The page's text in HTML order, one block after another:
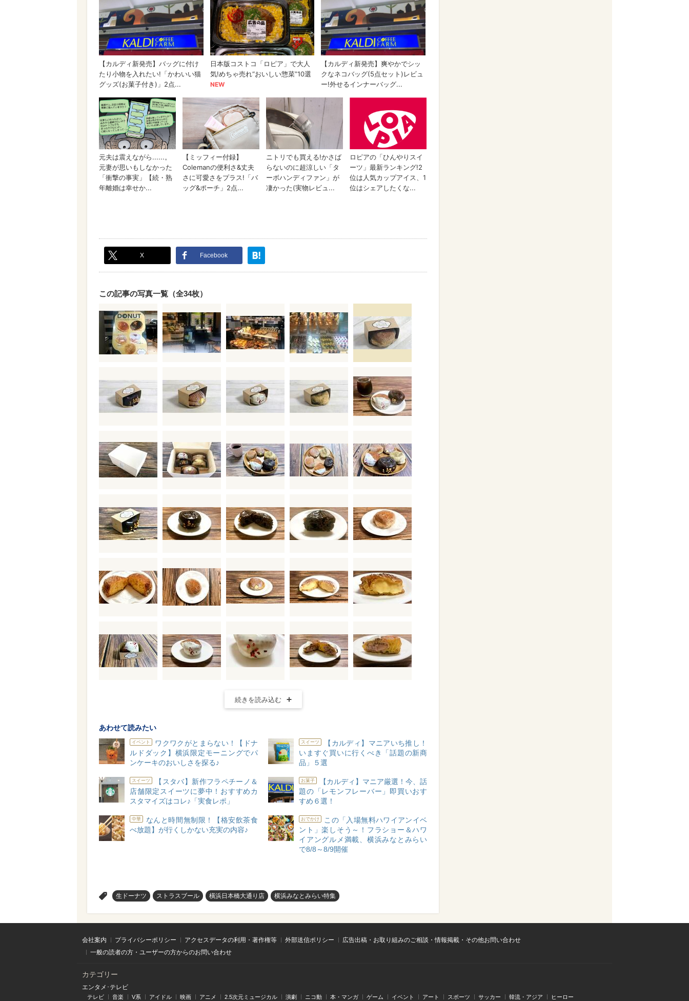
X Facebook
この記事の写真一覧（全34枚）
続きを読み込む
あわせて読みたい
イベント
ワクワクがとまらない！【ドナ
ルドダック】横浜限定モーニングでパ
ンケーキのおいしさを探る♪
スイーツ
【カルディ】マニアいち推し！
いますぐ買いに行くべき「話題の新商
品」５選
スイーツ
【スタバ】新作フラペチーノ＆
店舗限定スイーツに夢中！おすすめカ
スタマイズはコレ♪「実食レポ」
お菓子
【カルディ】マニア厳選！今、話
題の「レモンフレーバー」即買いおす
すめ６選！
中華
なんと時間無制限！【格安飲茶食
べ放題】が行くしかない充実の内容♪
おでかけ
この「入場無料ハワイアンイベ
ント」楽しそう～！フラショー＆ハワ
イアングルメ満載、横浜みなとみらい
で8/8～8/9開催
生ドーナツ ストラスブール 橫浜日本橋大通り店 横浜みなとみらい特集
会社案内 プライバシーポリシー アクセスデータの利用・著作権等 外部送信ポリシー
広告出稿・お取り組みのご相談・情報掲載・その他お問い合わせ
一般の読者の方・ユーザーの方からのお問い合わせ
カテゴリー
エンタメ･テレビ
テレビ 音楽 V系 アイドル 映画 アニメ 2.5次元ミュージカル 演劇 ニコ動 本・マンガ ゲーム イベント アート スポーツ サッカー 韓流・アジア ヒーロー